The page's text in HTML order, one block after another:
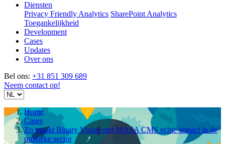
Diensten
Privacy Friendly Analytics SharePoint Analytics
Toegankelijkheid
Development
Cases
Updates
Over ons
Bel ons: +31 851 309 689
Neem contact op!
Home
Cases
Zo maakt Binary Vision met MASA CMS echte impact in de
publieke sector